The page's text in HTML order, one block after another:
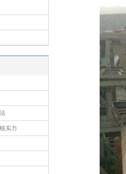
实力